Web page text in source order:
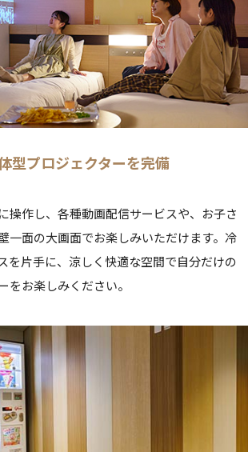
型プロジェクターを完備
操作し、各種動画配信サービスや、お子さ
一面の大画面でお楽しみいただけます。冷
を片手に、涼しく快適な空間で自分だけの
をお楽しみください。